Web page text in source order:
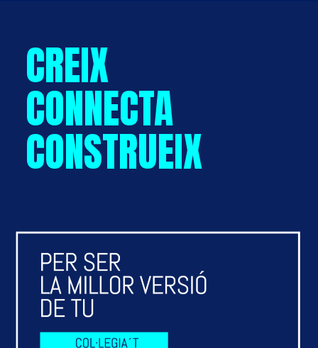
CREIX
CONNECTA
CONSTRUEIX